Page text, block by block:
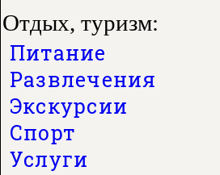
Отдых, туризм:
Питание
Развлечения
Экскурсии
Спорт
Услуги